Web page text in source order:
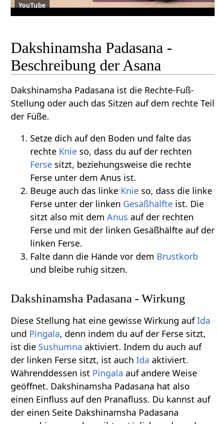
YouTube
Dakshinamsha Padasana -
Beschreibung der Asana
Dakshinamsha Padasana ist die Rechte-Fuß-
Stellung oder auch das Sitzen auf dem rechte Teil
der Füße.
Setze dich auf den Boden und falte das
rechte Knie so, dass du auf der rechten
Ferse sitzt, beziehungsweise die rechte
Ferse unter dem Anus ist.
Beuge auch das linke Knie so, dass die linke
Ferse unter der linken Gesäßhälfte ist. Die
sitzt also mit demAnus auf der rechten
Ferse und mit der linken Gesäßhälfte auf der
linken Ferse.
Falte dann die Hände vor dem Brustkorb
und bleibe ruhig sitzen.
Dakshinamsha Padasana - Wirkung
Diese Stellung hat eine gewisse Wirkung aufIda
und Pingala, denn indem du auf der Ferse sitzt,
ist die Sushumna aktiviert. Indem du auch auf
der linken Ferse sitzt, ist auchIda aktiviert.
Währenddessen ist Pingala auf andere Weise
geöffnet. Dakshinamsha Padasana hat also
einen Einfluss auf den Pranafluss. Du kannst auf
der einen Seite Dakshinamsha Padasana